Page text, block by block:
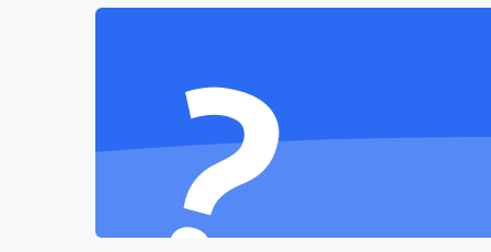
Система охлаждения
?